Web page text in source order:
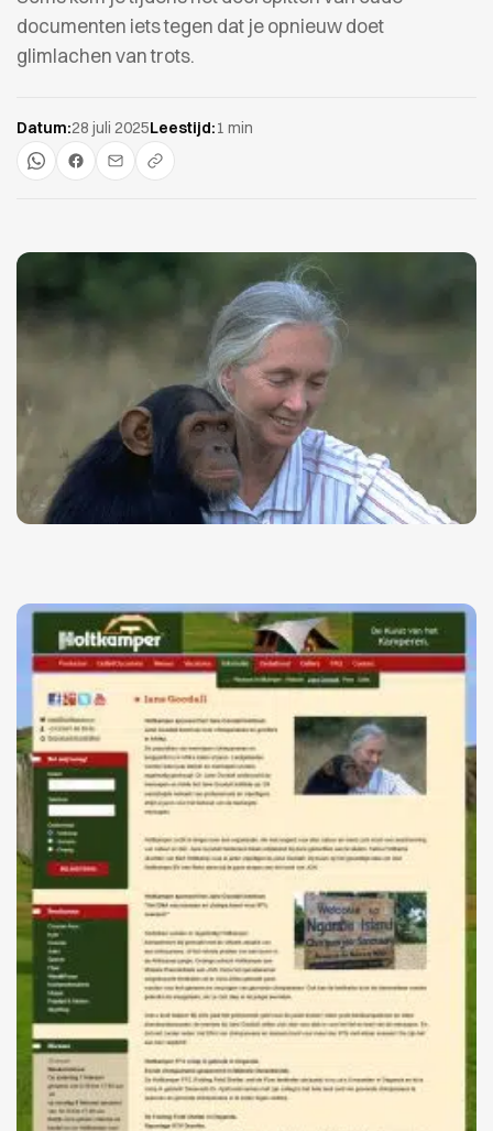
documenten iets tegen dat je opnieuw doet
glimlachen van trots.
Datum:28 juli 2025Leestijd:1 min